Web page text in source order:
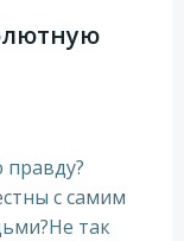
с самим
так